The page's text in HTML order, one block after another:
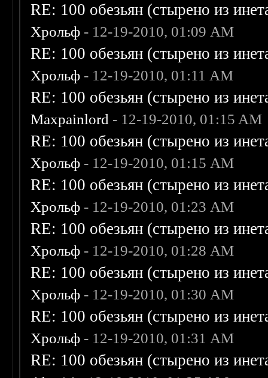
RE: 100 обезьян (стырено из
Хрольф - 12-19-2010, 01:09 AM
RE: 100 обезьян (стырено из
Хрольф - 12-19-2010, 01:11 AM
RE: 100 обезьян (стырено из
Maxpainlord - 12-19-2010, 01:15 AM
RE: 100 обезьян (стырено из
Хрольф - 12-19-2010, 01:15 AM
RE: 100 обезьян (стырено из
Хрольф - 12-19-2010, 01:23 AM
RE: 100 обезьян (стырено из
Хрольф - 12-19-2010, 01:28 AM
RE: 100 обезьян (стырено из
Хрольф - 12-19-2010, 01:30 AM
RE: 100 обезьян (стырено из
Хрольф - 12-19-2010, 01:31 AM
RE: 100 обезьян (стырено из